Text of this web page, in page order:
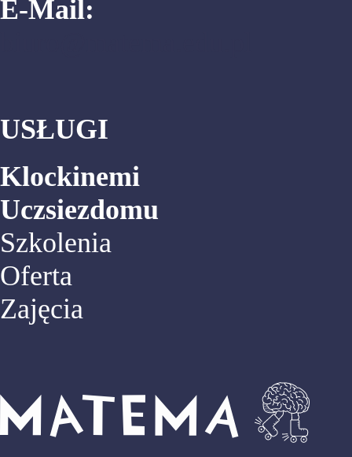
E-Mail:
USŁUGI
Klockinemi
Uczsiezdomu
Szkolenia
Oferta
Zajęcia